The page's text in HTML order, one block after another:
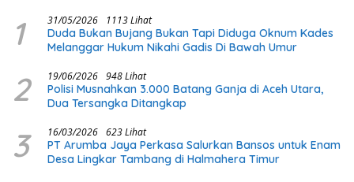
1 31/05/2026 1113 Lihat
Duda Bukan Bujang Bukan Tapi Diduga Oknum Kades
Melanggar Hukum Nikahi Gadis Di Bawah Umur
2 19/06/2026 948 Lihat
Polisi Musnahkan 3.000 Batang Ganja di Aceh Utara,
Dua Tersangka Ditangkap
3 16/03/2026 623 Lihat
PT Arumba Jaya Perkasa Salurkan Bansos untuk Enam
Desa Lingkar Tambang di Halmahera Timur